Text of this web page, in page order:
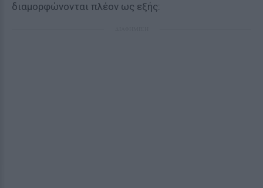
διαμορφώνονται πλέον ως εξής: